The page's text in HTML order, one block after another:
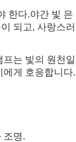
한다.야간 빛
되고, 사랑스러
는 빛의 원천
게 호응합니다
조명.